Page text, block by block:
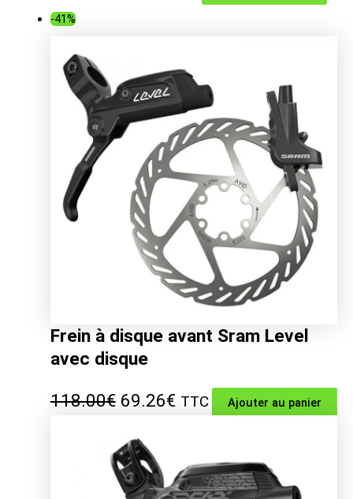
était :
78.00€.
est :
44.52€.
-41%
Frein à disque avant Sram Level
avec disque
118.00€ Le
initial
était :
69.26€Le
actuel
est :
TTC Ajouter au panier